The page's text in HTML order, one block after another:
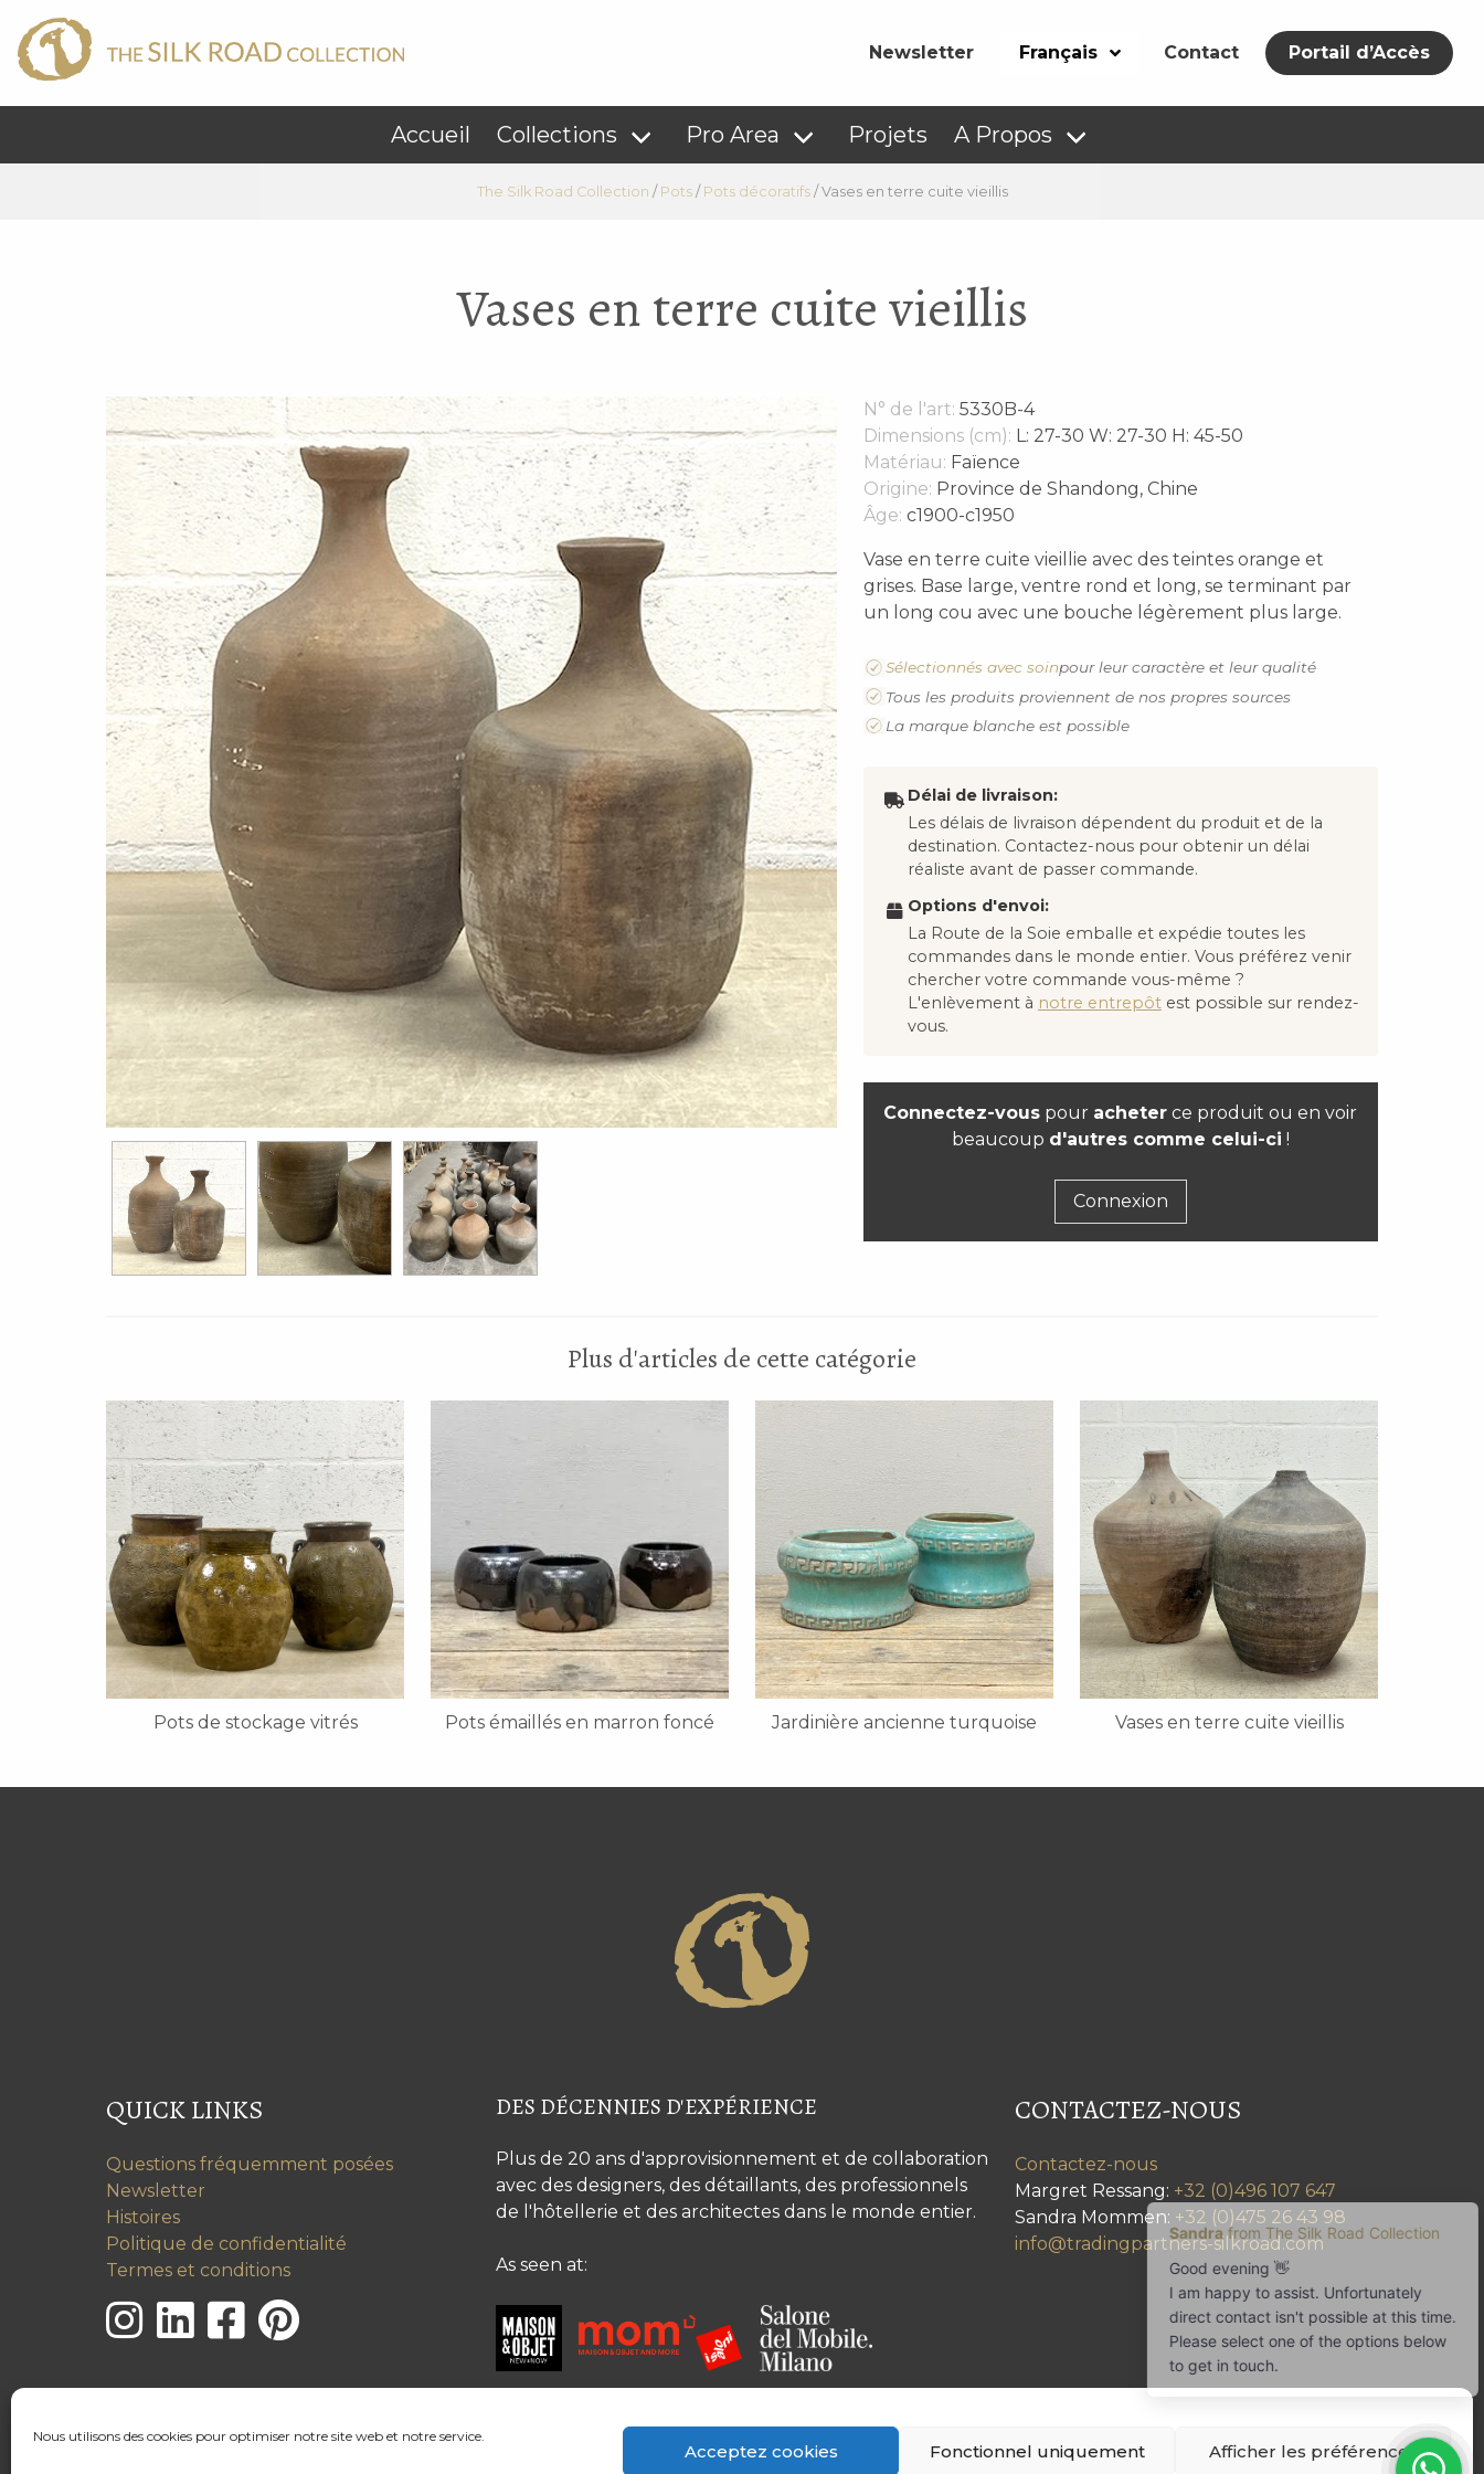
Nous utilisons des cookies pour optimiser notre site web et notre service.
Acceptez cookies Fonctionnel uniquement Afficher les préférences
Newsletter Français Contact Portail d’Accès
Accueil Collections Pro Area Projets A Propos
The Silk Road Collection / Pots/ Pots décoratifs/ Vases en terre cuite vieillis
Vases en terre cuite vieillis
N° de l'art: 5330B-4
Dimensions (cm): L: 27-30 W: 27-30 H: 45-50
Matériau: Faïence
Origine: Province de Shandong, Chine
Âge: c1900-c1950
Vase en terre cuite vieillie avec des teintes orange et
grises. Base large, ventre rond et long, se terminant par
un long cou avec une bouche légèrement plus large.
Sélectionnés avec soinpour leur caractère et leur qualité
Tous les produits proviennent de nos propres sources
La marque blanche est possible
Délai de livraison:
Les délais de livraison dépendent du produit et de la
destination. Contactez-nous pour obtenir un délai
réaliste avant de passer commande.
Options d'envoi:
La Route de la Soie emballe et expédie toutes les
commandes dans le monde entier. Vous préférez venir
chercher votre commande vous-même ?
L'enlèvement à notre entrepôtest possible sur rendez-
vous.
Connectez-vous pour acheter ce produit ou en voir
beaucoup d'autres comme celui-ci !
Connexion
Plus d'articles de cette catégorie
Pots de stockage vitrés Pots émaillés en marron foncé Jardinière ancienne turquoise Vases en terre cuite vieillis
QUICK LINKS
Questions fréquemment posées
Newsletter
Histoires
Politique de confidentialité
Termes et conditions
DES DÉCENNIES D'EXPÉRIENCE
Plus de 20 ans d'approvisionnement et de collaboration
avec des designers, des détaillants, des professionnels
de l'hôtellerie et des architectes dans le monde entier.
As seen at:
CONTACTEZ-NOUS
Contactez-nous
Margret Ressang: +32 (0)496 107 647
Sandra Mommen: +32 (0)475 26 43 98
info@tradingpartners-silkroad.com